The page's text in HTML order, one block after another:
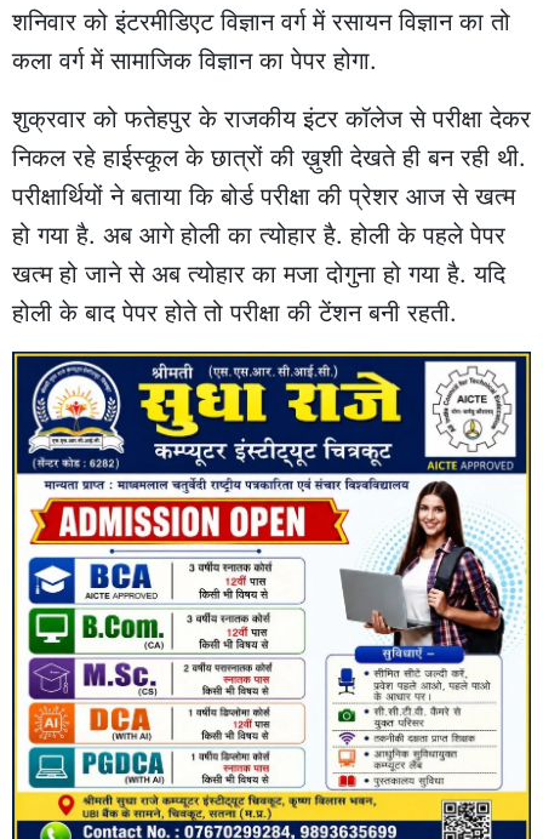
शनिवार को इंटरमीडिएट विज्ञान वर्ग में रसायन विज्ञान का तो
कला वर्ग में सामाजिक विज्ञान का पेपर होगा.
शुक्रवार को फतेहपुर के राजकीय इंटर कॉलेज से परीक्षा देकर
निकल रहे हाईस्कूल के छात्रों की ख़ुशी देखते ही बन रही थी.
परीक्षार्थियों ने बताया कि बोर्ड परीक्षा की प्रेशर आज से खत्म
हो गया है. अब आगे होली का त्योहार है. होली के पहले पेपर
खत्म हो जाने से अब त्योहार का मजा दोगुना हो गया है. यदि
होली के बाद पेपर होते तो परीक्षा की टेंशन बनी रहती.